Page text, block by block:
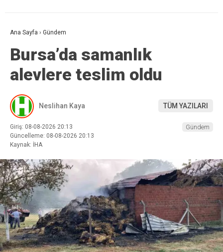
Ana Sayfa › Gündem
Bursa’da samanlık
alevlere teslim oldu
Neslihan Kaya TÜM YAZILARI
Giriş: 08-08-2026 20:13
Güncelleme: 08-08-2026 20:13
Kaynak: İHA
Gündem